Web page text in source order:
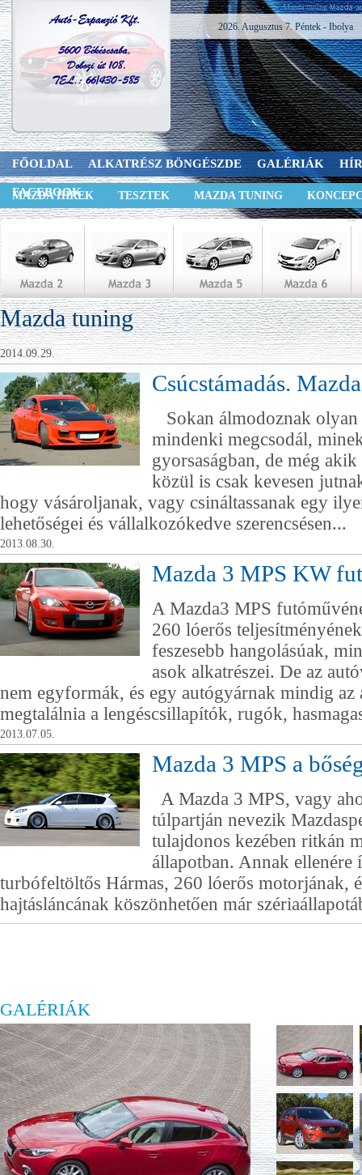
Mazda tuning
2026. Augusztus 7. Péntek - Ibolya
FŐOLDAL ALKATRÉSZ BÖNGÉSZDE GALÉRIÁK
FACEBOOK
MAZDA HÍREK TESZTEK MAZDA TUNING
Mazda tuning
2014.09.29.
Csúcstámadás.
Sokan álmodoznak
mindenki megcsodál,
gyorsaságban, de még
közül is csak kevesen
hogy vásároljanak, vagy csináltassanak egy
lehetőségei és vállalkozókedve szerencsésen...
2013.08.30.
Mazda 3 MPS KW
A Mazda3 MPS
260 lóerős
feszesebb hangolásúak,
asok alkatrészei. De az
nem egyformák, és egy autógyárnak mindig az
megtalálnia a lengéscsillapítók, rugók,
2013.07.05.
Mazda 3 MPS a
A Mazda 3 MPS, vagy
túlpartján nevezik
tulajdonos kezében ritkán
állapotban. Annak ellenére
turbófeltöltős Hármas, 260 lóerős motorjának,
hajtásláncának köszönhetően már
GALÉRIÁK